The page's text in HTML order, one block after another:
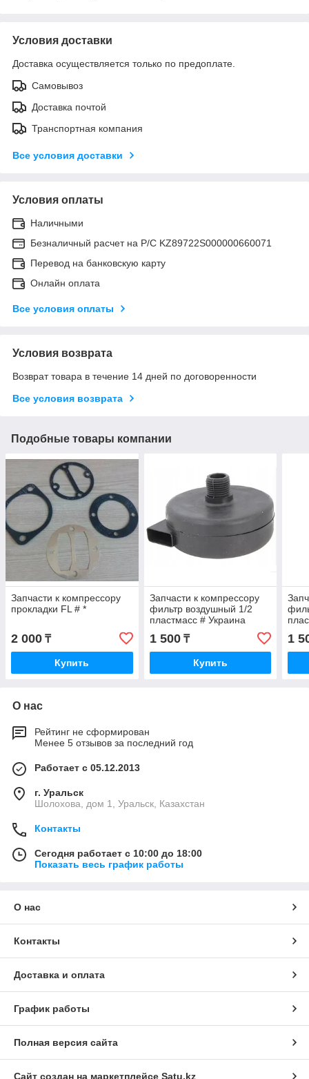
Условия доставки
Доставка осуществляется только по предоплате.
Самовывоз
Доставка почтой
Транспортная компания
Все условия доставки
Условия оплаты
Наличными
Безналичный расчет на Р/С KZ89722S000000660071
Перевод на банковскую карту
Онлайн оплата
Все условия оплаты
Условия возврата
Возврат товара в течение 14 дней по договоренности
Все условия возврата
Подобные товары компании
Запчасти к компрессору
прокладки FL # *
2 000 ₸
Купить
Запчасти к компрессору
фильтр воздушный 1/2
пластмасс # Украина
1 500₸
Купить
1
О нас
Рейтинг не сформирован
Менее 5 отзывов за последний год
Работает с 05.12.2013
г. Уральск
Шолохова, дом 1, Уральск, Казахстан
Контакты
Сегодня работает с 10:00 до 18:00
Показать весь график работы
О нас
Контакты
Доставка и оплата
График работы
Полная версия сайта
Сайт создан на маркетплейсе Satu.kz